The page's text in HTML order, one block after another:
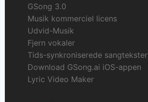
GSong 3.0
Musik kommerciel licens
Udvid-Musik
Fjern vokaler
Tids-synkroniserede sangtekster
Download GSong.ai iOS-appen
Lyric Video Maker